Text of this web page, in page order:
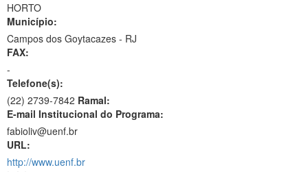
HORTO
Município:
Campos dos Goytacazes - RJ
FAX:
-
Telefone(s):
(22) 2739-7842 Ramal:
E-mail Institucional do Programa:
fabioliv@uenf.br
URL:
http://www.uenf.br